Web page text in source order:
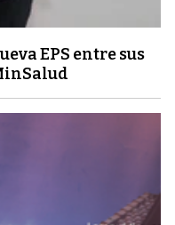
EPS entre sus